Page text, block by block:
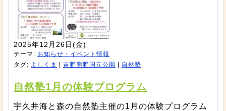
2025年12月26日(金)
テーマ: お知らせ・イベント情報
タグ: よしくま 吉野熊野国立公園 自然塾
自然塾1月の体験プログラム
宇久井海と森の自然塾主催の1月の体験プログラム